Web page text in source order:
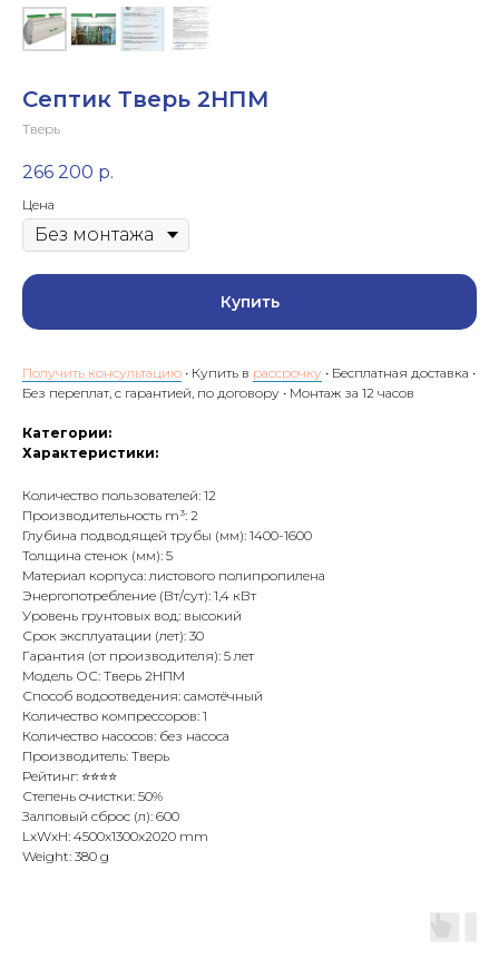
Септик Тверь 2НПМ
Тверь
266 200 р.
Цена
Купить
Получить консультацию • Купить в рассрочку • Бесплатная доставка •
Без переплат, с гарантией, по договору • Монтаж за 12 часов
Категории:
Характеристики:
Количество пользователей: 12
Производительность m³: 2
Глубина подводящей трубы (мм): 1400-1600
Толщина стенок (мм): 5
Материал корпуса: листового полипропилена
Энергопотребление (Вт/сут): 1,4 кВт
Уровень грунтовых вод: высокий
Срок эксплуатации (лет): 30
Гарантия (от производителя): 5 лет
Модель ОС: Тверь 2НПМ
Способ водоотведения: самотёчный
Количество компрессоров: 1
Количество насосов: без насоса
Производитель: Тверь
Рейтинг: ⭐⭐⭐⭐
Степень очистки: 50%
Залповый сброс (л): 600
LxWxH: 4500x1300x2020 mm
Weight: 380 g